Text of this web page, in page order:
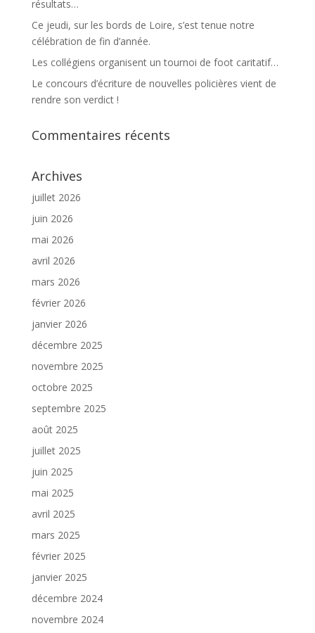
résultats…
Ce jeudi, sur les bords de Loire, s’est tenue notre
célébration de fin d’année.
Les collégiens organisent un tournoi de foot caritatif…
Le concours d’écriture de nouvelles policières vient de
rendre son verdict !
Commentaires récents
Archives
juillet 2026
juin 2026
mai 2026
avril 2026
mars 2026
février 2026
janvier 2026
décembre 2025
novembre 2025
octobre 2025
septembre 2025
août 2025
juillet 2025
juin 2025
mai 2025
avril 2025
mars 2025
février 2025
janvier 2025
décembre 2024
novembre 2024